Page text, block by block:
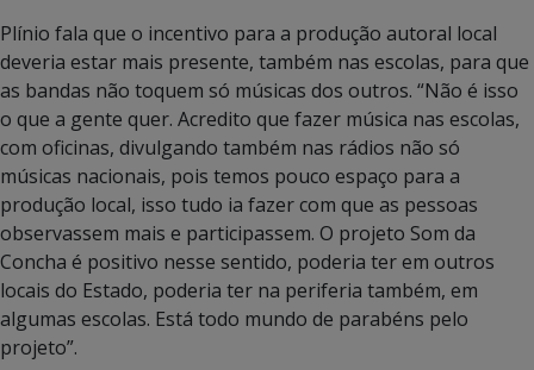
Plínio fala que o incentivo para a produção autoral local
deveria estar mais presente, também nas escolas, para que
as bandas não toquem só músicas dos outros. “Não é isso
o que a gente quer. Acredito que fazer música nas escolas,
com oficinas, divulgando também nas rádios não só
músicas nacionais, pois temos pouco espaço para a
produção local, isso tudo ia fazer com que as pessoas
observassem mais e participassem. O projeto Som da
Concha é positivo nesse sentido, poderia ter em outros
locais do Estado, poderia ter na periferia também, em
algumas escolas. Está todo mundo de parabéns pelo
projeto”.